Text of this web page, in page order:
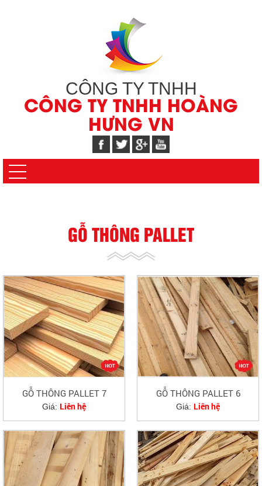
CÔNG TY TNHH
CÔNG TY TNHH HOÀNG
HƯNG VN
GỖ THÔNG PALLET
GỖ THÔNG PALLET 7
Giá: Liên hệ
GỖ THÔNG PALLET 6
Giá: Liên hệ